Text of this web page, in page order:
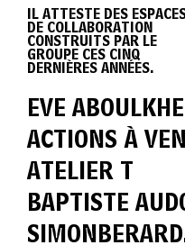
IL ATTESTE DES
DE COLLABORATION
CONSTRUITS PAR LE
GROUPE CES CINQ
DERNIÈRES ANNÉES.
EVE
ACTIONS À
ATELIER T
BAPTISTE